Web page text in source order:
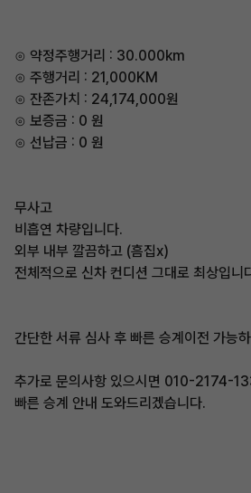
⊙ 약정주행거리 : 30.000km
⊙ 주행거리 : 21,000KM
⊙ 잔존가치 : 24,174,000원
⊙ 보증금 : 0 원
⊙ 선납금 : 0 원
무사고
비흡연 차량입니다.
외부 내부 깔끔하고 (흠집x)
전체적으로 신차 컨디션 그대로 최상입니
간단한 서류 심사 후 빠른 승계이전 가능
추가로 문의사항 있으시면 010-2174-
빠른 승계 안내 도와드리겠습니다.